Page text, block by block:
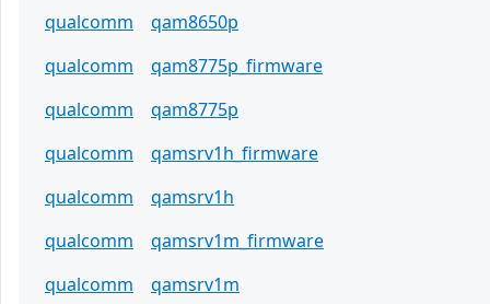
qualcomm
qam8650p
qualcomm
qam8775p_firmware
qualcomm
qam8775p
qualcomm
qamsrv1h_firmware
qualcomm
qamsrv1h
qualcomm
qamsrv1m_firmware
qualcomm
qamsrv1m